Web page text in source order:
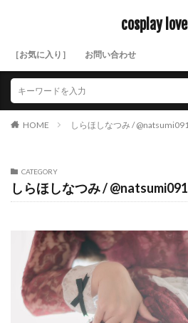
cosplay
［お気に入り］ お問い合わせ
HOME しらほしなつみ /
CATEGORY
しらほしなつみ /